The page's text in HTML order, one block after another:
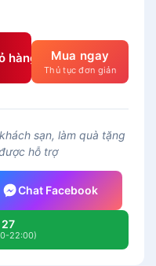
hàng Mua ngay
Thủ tục đơn giản
sạn, làm quà tặng
hỗ trợ
Chat Facebook
27
22:00)